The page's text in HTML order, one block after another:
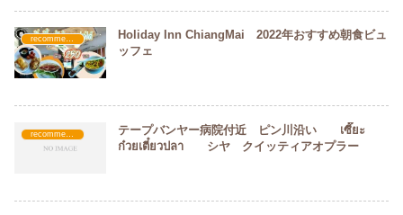
recommended
Holiday Inn ChiangMai 2022年おすすめ朝食ビュ
ッフェ
recommended
テープバンヤー病院付近 ピン川沿い เซี๊ยะ
ก๋วยเตี๋ยวปลา シヤ クイッティアオプラー